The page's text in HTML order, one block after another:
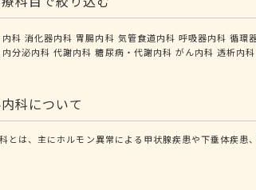
内科 消化器内科 胃腸内科 気管食道内科 呼吸器内科 循環
内分泌内科 代謝内科 糖尿病・代謝内科 がん内科 透析内科
科について
とは、主にホルモン異常による甲状腺疾患や下垂体疾患